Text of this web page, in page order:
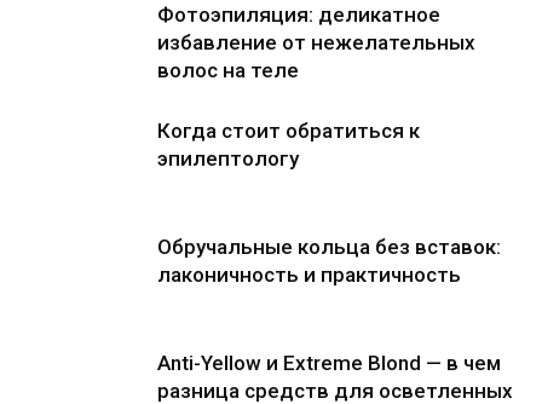
Фотоэпиляция: деликатное
избавление от нежелательных
волос на теле
Когда стоит обратиться к
эпилептологу
Обручальные кольца без вставок:
лаконичность и практичность
Anti-Yellow и Extreme Blond — в чем
разница средств для осветленных